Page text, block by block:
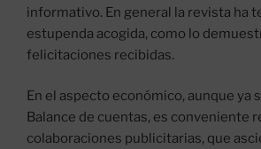
informativo. En general la revista ha
estupenda acogida, como lo
felicitaciones recibidas.
En el aspecto económico, aunque ya
Balance de cuentas, es conveniente
colaboraciones publicitarias, que